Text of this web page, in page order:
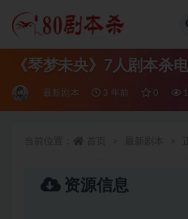
《琴梦未央》7人剧本杀
最新剧本 3 年前 0
资源信息